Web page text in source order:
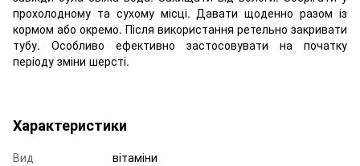
прохолодному та сухому місці. Давати щоденно разом із
кормом або окремо. Після використання ретельно закривати
тубу. Особливо ефективно застосовувати на початку
періоду зміни шерсті.
Характеристики
Вид
вітаміни